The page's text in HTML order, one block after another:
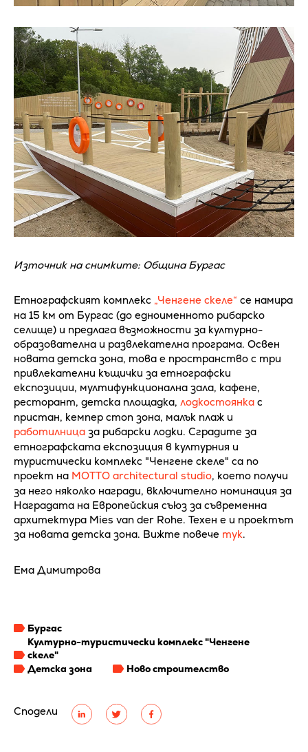
Сподели
Източник на снимките: Община Бургас
Етнографският комплекс „Ченгене скеле“ се намира
на 15 км от Бургас (до едноименното рибарско
селище) и предлага възможности за културно-
образователна и развлекателна програма. Освен
новата детска зона, това е пространство с три
привлекателни къщички за етнографски
експозиции, мултифункционална зала, кафене,
ресторант, детска площадка, лодкостоянка с
пристан, кемпер стоп зона, малък плаж и
работилница за рибарски лодки. Сградите за
етнографската експозиция в културния и
туристически комплекс "Ченгене скеле" са по
проект на MOTTO architectural studio, което получи
за него няколко награди, включително номинация за
Наградата на Европейския съюз за съвременна
архитектура Mies van der Rohe. Техен е и проектът
за новата детска зона. Вижте повече тук.
Ема Димитрова
Бургас
Културно-туристически комплекс "Ченгене
скеле"
Детска зона
Ново строителство